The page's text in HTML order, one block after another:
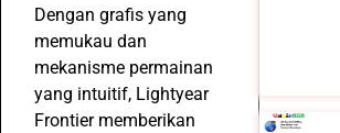
Dengan grafis yang
memukau dan
mekanisme permainan
yang intuitif, Lightyear
Frontier memberikan